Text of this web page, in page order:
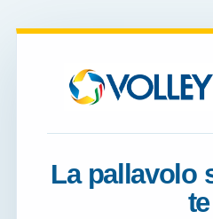
La pallavolo
te